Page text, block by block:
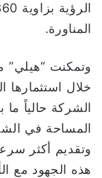
المناورة.
وتمكنت “هيلي”
خلال استثمارها
المساحة في
وتقديم أكثر
هذه الجهود مع